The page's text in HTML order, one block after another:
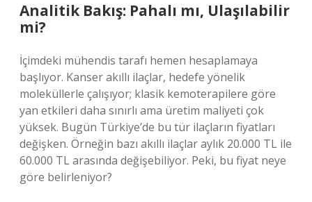
Analitik Bakış: Pahalı mı, Ulaşılabilir
mi?
İçimdeki mühendis tarafı hemen hesaplamaya
başlıyor. Kanser akıllı ilaçlar, hedefe yönelik
moleküllerle çalışıyor; klasik kemoterapilere göre
yan etkileri daha sınırlı ama üretim maliyeti çok
yüksek. Bugün Türkiye’de bu tür ilaçların fiyatları
değişken. Örneğin bazı akıllı ilaçlar aylık 20.000 TL ile
60.000 TL arasında değişebiliyor. Peki, bu fiyat neye
göre belirleniyor?